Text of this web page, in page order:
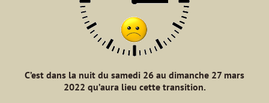
C’est dans la nuit du samedi 26 au dimanche 27 mars
2022 qu’aura lieu cette transition.